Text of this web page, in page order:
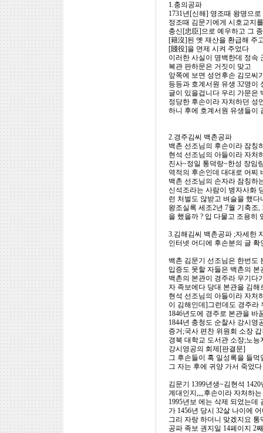
1.충의공파
1731년[신해] 영조때 왕명으
정조때 김문기에게 시호교지
충신[忠臣]으로 예우하고 그
[籍沒]된 옛 재산을 환급해 주
[賤役]을 면제 시켜 주었다
이러한 사실이 명백한데 정속
복관 판하문은 거짓이 맞고
앞쪽에 보면 성언후손 김모씨
등등과 호계서원 유생 32명이
글이 있을겁니다 우리 가문은
정당한 후손이라 자처하던 성
하니 후에 호계서원 유생들이
2.경주김씨 백촌공파
백촌 선조님의 후손이라 잠칭
현석 선조님의 아들이라 자처
진사~정일 통덕랑~한성 장임
역적의 후손인데 대대로 어찌
백촌 선조님의 손자라 잠칭하
신석조라는 사람이 병자사화
런 처벌도 않받고 벼슬을 했다
왕조실록 세조2년 7월 기축조
을 했을까 ? 입 다물고 조용히
3.김해김씨 백촌공파 ;자세한
인터넷 어디에 후손분의 글
백촌 김문기 선조님은 한번도
입증도 못할 자들은 백촌의
백촌의 본관이 경주라 우기다
자 족보에다 당대 본관을 김
현석 선조님의 아들이라 자처
이 김해인데]그런데도 경주라
1846년도에 경주로 본관을 바
1844년 충청도 순찰사 강시영
증거;국사 편찬 위원회 소장
경북 대학교 도서관 소장;노
강시영공의 회제[판결문]
그 후손들이 혹 일성록을 들
그 자는 후에 귀양 가서 죽었다
김문기 1399년생~김현석
계대인지,,,,후손이라 자처하
1995년보 에는 삭제 되었는데
가 1456년 당시 32살 나이에
그리 자랑 하더니 맞겠지요
공파 족보 권지일 14페이지 2